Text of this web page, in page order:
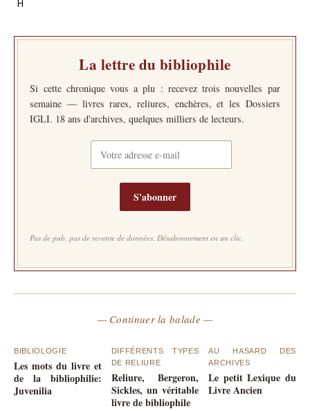
H
La lettre du bibliophile
Si cette chronique vous a plu : recevez trois nouvelles par
semaine — livres rares, reliures, enchères, et les Dossiers
IGLI. 18 ans d'archives, quelques milliers de lecteurs.
S'abonner
Pas de pub, pas de revente de données. Désabonnement en un clic.
— Continuer la balade —
BIBLIOLOGIE
Les mots du livre et
de la bibliophilie:
Juvenilia
DIFFÉRENTS TYPES
DE RELIURE
Reliure, Bergeron,
Sickles, un véritable
livre de bibliophile
AU HASARD DES
ARCHIVES
Le petit Lexique du
Livre Ancien